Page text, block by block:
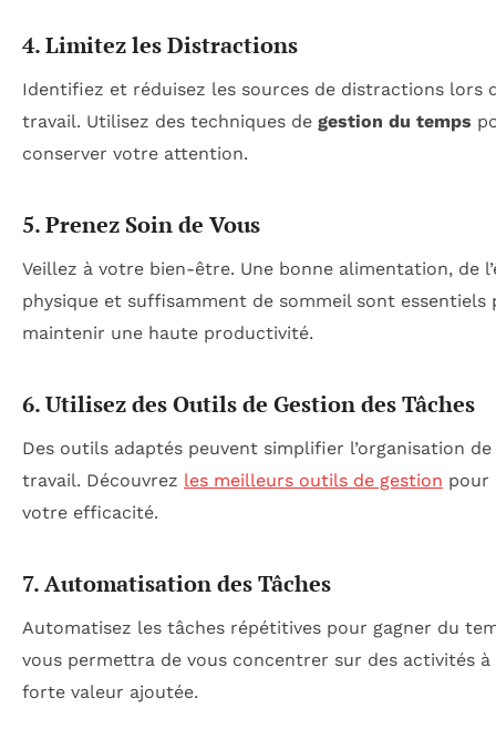
4. Limitez les Distractions
Identifiez et réduisez les sources de distractions lors
travail. Utilisez des techniques de gestion du temps
conserver votre attention.
5. Prenez Soin de Vous
Veillez à votre bien-être. Une bonne alimentation, de
physique et suffisamment de sommeil sont essentiels
maintenir une haute productivité.
6. Utilisez des Outils de Gestion des Tâches
Des outils adaptés peuvent simplifier l’organisation
travail. Découvrez les meilleurs outils de gestion pour
votre efficacité.
7. Automatisation des Tâches
Automatisez les tâches répétitives pour gagner du
vous permettra de vous concentrer sur des activités à
forte valeur ajoutée.